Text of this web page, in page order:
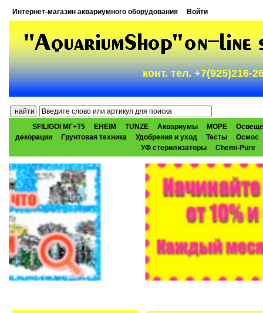
Интернет-магазин аквариумного оборудования Войти
конт. тел. +7(925)216-
SFILIGOI МГ+Т5 EHEIM TUNZE Аквариумы МОРЕ
декорации
Грунтовая техника Удобрения и уход Тесты
Осмос
УФ стерилизаторы
Chemi-Pure